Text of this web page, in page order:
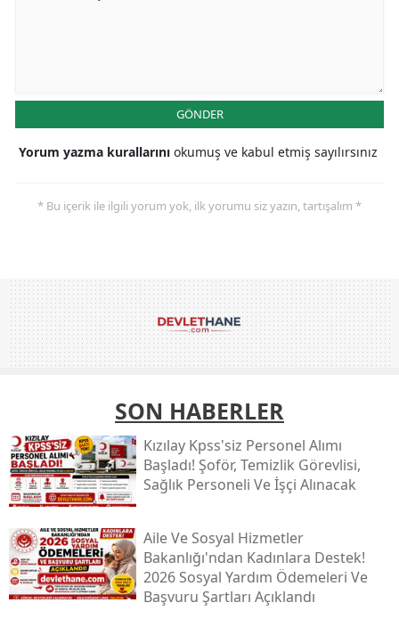
GÖNDER
Yorum yazma kurallarını okumuş ve kabul etmiş sayılırsınız
* Bu içerik ile ilgili yorum yok, ilk yorumu siz yazın, tartışalım *
SON HABERLER
Kızılay Kpss'siz Personel Alımı
Başladı! Şoför, Temizlik Görevlisi,
Sağlık Personeli Ve İşçi Alınacak
Aile Ve Sosyal Hizmetler
Bakanlığı'ndan Kadınlara Destek!
2026 Sosyal Yardım Ödemeleri Ve
Başvuru Şartları Açıklandı